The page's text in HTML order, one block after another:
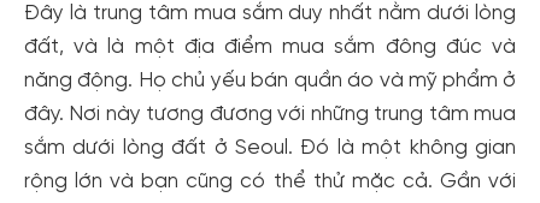
Đây là trung tâm mua sắm duy nhất nằm dưới lòng
đất, và là một địa điểm mua sắm đông đúc và
năng động. Họ chủ yếu bán quần áo và mỹ phẩm ở
đây. Nơi này tương đương với những trung tâm mua
sắm dưới lòng đất ở Seoul. Đó là một không gian
rộng lớn và bạn cũng có thể thử mặc cả. Gần với